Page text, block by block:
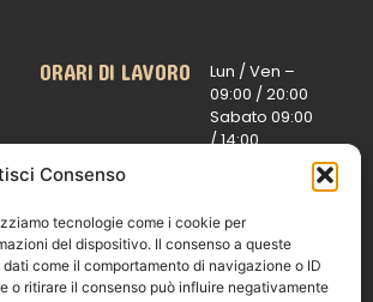
Consenso
tecnologie come i cookie per
del dispositivo. Il consenso a queste
come il comportamento di navigazione o ID
o ritirare il consenso può influire negativamente
ORARI DI LAVORO
Lun / Ven –
09:00 /20:00
Sabato 09:00
/14:00